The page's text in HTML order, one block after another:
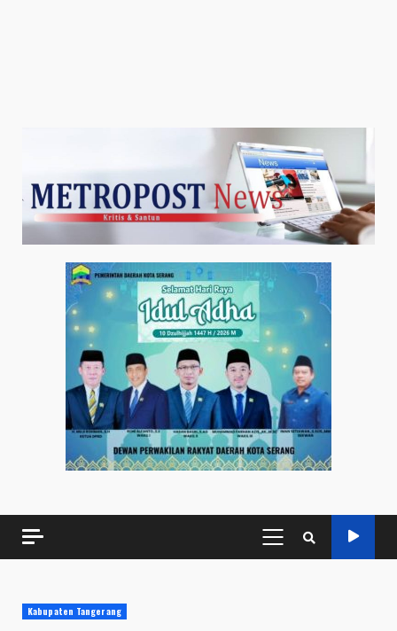
PRIMARY
MENU
Kabupaten Tangerang